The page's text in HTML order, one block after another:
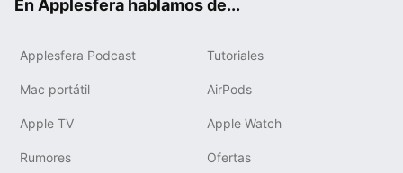
En Applesfera hablamos de...
Applesfera Podcast Tutoriales
Mac portátil AirPods
Apple TV Apple Watch
Rumores Ofertas